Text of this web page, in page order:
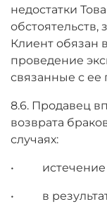
недостатки
обстоятельств,
Клиент обязан
проведение
связанные с
8.6. Продавец
возврата
случаях:
• истечение
• в